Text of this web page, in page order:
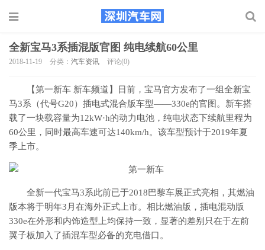
全新宝马3系插混版官图 纯电续航60公里
2018-11-19 分类： 汽车资讯 评论(0)
【第一新车 新车频道】日前，宝马官方发布了一组全新宝
马3系（代号G20）插电式混合版车型——330e的官图。新车搭
载了一块载容量为12kW·h的动力电池，纯电状态下续航里程为
60公里，同时最高车速可达140km/h。该车型预计于2019年夏
季上市。
全新一代宝马3系此前已于2018巴黎车展正式亮相，其燃油
版本将于明年3月在海外正式上市。相比燃油版，插电混动版
330e在外形和内饰造型上均保持一致，显著的差别只在于左前
翼子板加入了插混车型必备的充电借口。